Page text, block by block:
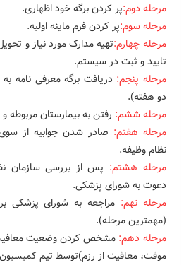
مرحله دوم:پر کردن برگه خود اظهاری.
مرحله سوم:پر کردن فرم ماینه اولیه.
مرحله چهارم:
تایید و ثبت در سیستم.
مرحله پنجم: دریافت برگه معرفی نامه
دو هفته).
مرحله ششم: رفتن به بیمارستان مربوطه و
مرحله هفتم: صادر شدن جوابیه از سوی
نظام وظیفه.
مرحله هشتم: پس از بررسی سازمان
دعوت به شورای پزشکی.
مرحله نهم:مراجعه به شورای پزشکی
(مهمترین مرحله).
مرحله دهم: مشخص کردن وضعیت
موقت، معافیت از رزم)توسط تیم